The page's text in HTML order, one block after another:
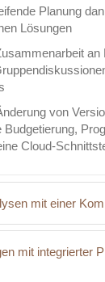
Planung
Lösungen
an
von
Budgetierung,
Cloud-
mit einer
mit integrierter